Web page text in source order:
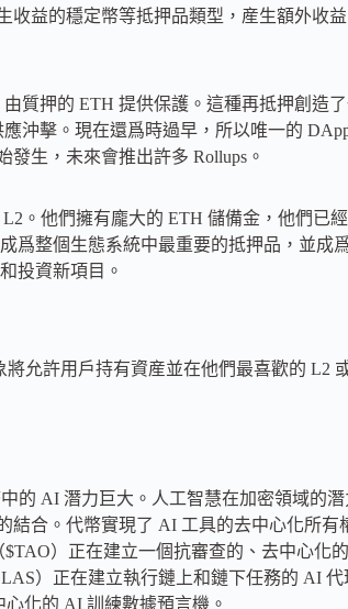
收益的穩定幣等抵押品類型，産生額外收
質押的 ETH 提供保護。這種再抵押創造
沖擊。現在還爲時過早，所以唯一的
生，未來會推出許多 Rollups。
。他們擁有龐大的 ETH 儲備金，他們已
爲整個生態系統中最重要的抵押品，並成
投資新項目。
將允許用戶持有資産並在他們最喜歡的 L2
的 AI 潛力巨大。人工智慧在加密領域的
合。代幣實現了 AI 工具的去中心化所有
）正在建立一個抗審查的、去中心化
）正在建立執行鏈上和鏈下任務的 AI
化的 AI 訓練數據預言機。